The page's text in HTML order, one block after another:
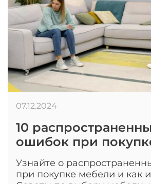
10
ошибок при
Узнайте о
при покупке мебели и как
07.12.2024